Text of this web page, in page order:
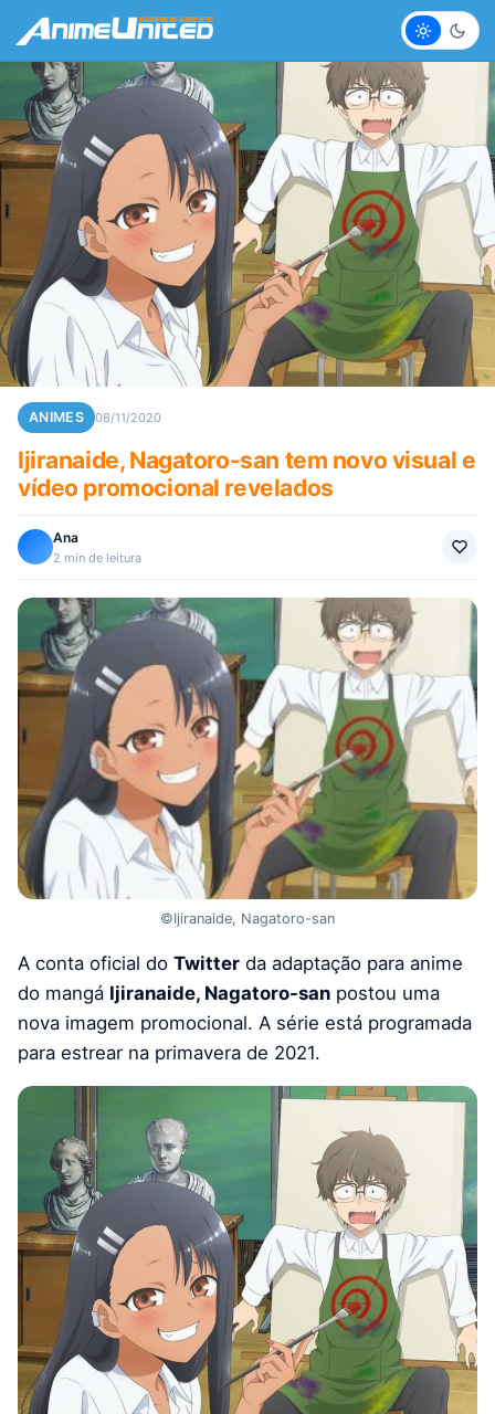
Claro
ANIMES 08/11/2020
Ijiranaide, Nagatoro-san tem novo visual e
vídeo promocional revelados
Ana
2 min de leitura
©Ijiranaide, Nagatoro-san
A conta oficial do Twitter da adaptação para anime
do mangá Ijiranaide, Nagatoro-san postou uma
nova imagem promocional. A série está programada
para estrear na primavera de 2021.